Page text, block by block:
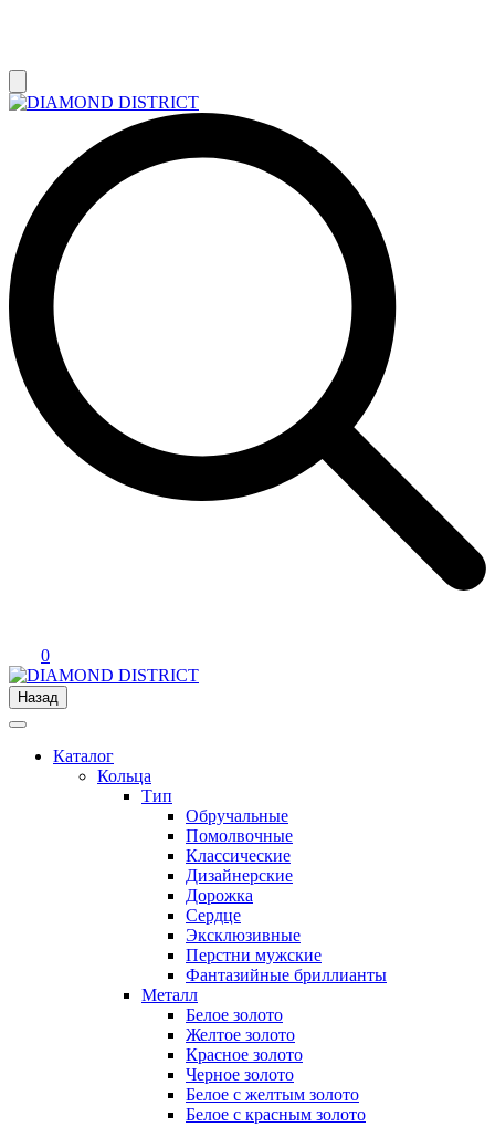
0
Назад
Каталог
Кольца
Тип
Обручальные
Помолвочные
Классические
Дизайнерские
Дорожка
Сердце
Эксклюзивные
Перстни мужские
Фантазийные бриллианты
Металл
Белое золото
Желтое золото
Красное золото
Черное золото
Белое с желтым золото
Белое с красным золото